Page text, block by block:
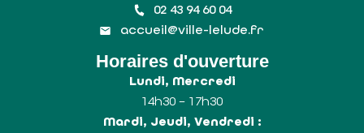
02 43 94 60 04
accueil@ville-lelude.fr
Horaires d'ouverture
Lundi, Mercredi
14h30 – 17h30
Mardi, Jeudi, Vendredi :